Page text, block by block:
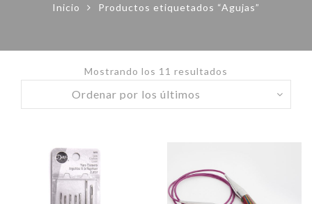
Inicio Productos etiquetados “Agujas”
Mostrando los 11 resultados
Ordenado